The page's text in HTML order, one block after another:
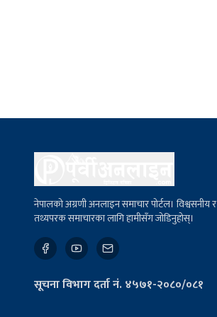
नेपालको अग्रणी अनलाइन समाचार पोर्टल। विश्वसनीय र
तथ्यपरक समाचारका लागि हामीसँग जोडिनुहोस्।
सूचना विभाग दर्ता नं. ४५७१-२०८०/०८१